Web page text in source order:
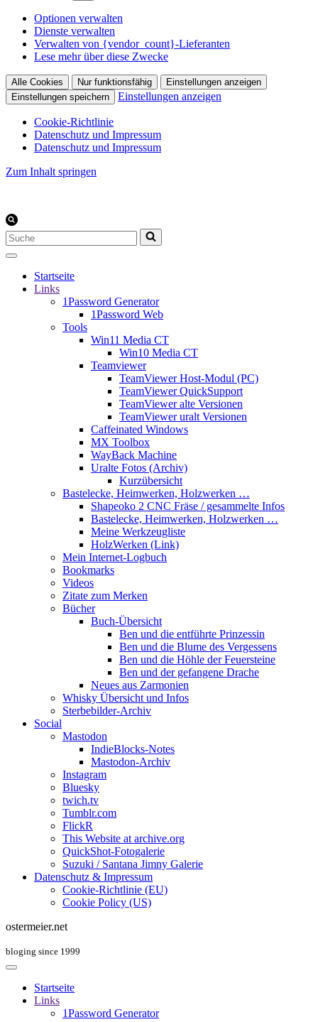
Optionen verwalten
Dienste verwalten
Verwalten von {vendor_count}-Lieferanten
Lese mehr über diese Zwecke
Alle Cookies Nur funktionsfähig
Einstellungen anzeigen
Einstellungen speichern
Einstellungen anzeigen
Cookie-Richtlinie
Datenschutz und Impressum
Datenschutz und Impressum
Zum Inhalt springen
Suchen
nach …
Startseite
Links
1Password Generator
1Password Web
Tools
Win11 Media CT
Win10 Media CT
Teamviewer
TeamViewer Host-Modul (PC)
TeamViewer QuickSupport
TeamViewer alte Versionen
TeamViewer uralt Versionen
Caffeinated Windows
MX Toolbox
WayBack Machine
Uralte Fotos (Archiv)
Kurzübersicht
Bastelecke, Heimwerken, Holzwerken …
Shapeoko 2 CNC Fräse / gesammelte Infos
Bastelecke, Heimwerken, Holzwerken …
Meine Werkzeugliste
HolzWerken (Link)
Mein Internet-Logbuch
Bookmarks
Videos
Zitate zum Merken
Bücher
Buch-Übersicht
Ben und die entführte Prinzessin
Ben und die Blume des Vergessens
Ben und die Höhle der Feuersteine
Ben und der gefangene Drache
Neues aus Zarmonien
Whisky Übersicht und Infos
Sterbebilder-Archiv
Social
Mastodon
IndieBlocks-Notes
Mastodon-Archiv
Instagram
Bluesky
twich.tv
Tumblr.com
FlickR
This Website at archive.org
QuickShot-Fotogalerie
Suzuki / Santana Jimny Galerie
Datenschutz & Impressum
Cookie-Richtlinie (EU)
Cookie Policy (US)
ostermeier.net
bloging since 1999
Startseite
Links
1Password Generator